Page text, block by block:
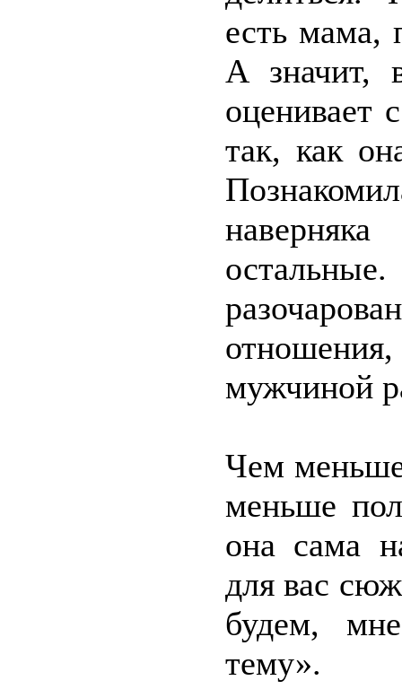
есть мама,
А значит,
оценивает
так, как
мужчиной
Чем
меньше
она сама
для вас
будем,
тему».